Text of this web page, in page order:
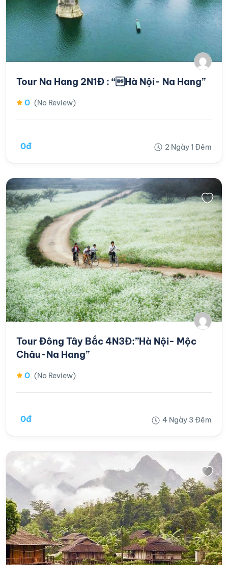
Tour Na Hang 2N1Đ : “Hà Nội- Na Hang”
0 (No Review)
0đ 2 Ngày 1 Đêm
Tour Đông Tây Bắc 4N3Đ:”Hà Nội- Mộc
Châu-Na Hang”
0 (No Review)
0đ 4 Ngày 3 Đêm